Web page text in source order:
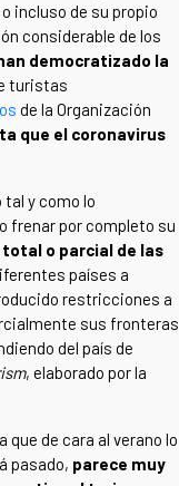
incluso de su propio
considerable de los
democratizado la
turistas
de la Organización
que el coronavirus
y como lo
frenar por completo su
o parcial de las
países a
restricciones a
sus fronteras
del país de
, elaborado por la
que de cara al verano lo
pasado, parece muy